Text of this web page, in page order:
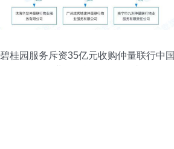
碧桂园服务斥资35亿元收购仲量联行中国